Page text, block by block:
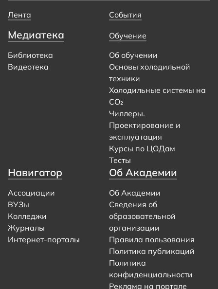
Лента События
Медиатека
Библиотека
Видеотека
Обучение
Об обучении
Основы холодильной
техники
Холодильные системы на
CO₂
Чиллеры.
Проектирование и
эксплуатация
Курсы по ЦОДам
Тесты
Навигатор
Ассоциации
ВУЗы
Колледжи
Журналы
Интернет-порталы
Об Академии
Об Академии
Сведения об
образовательной
организации
Правила пользования
Политика публикаций
Политика
конфиденциальности
Реклама на портале